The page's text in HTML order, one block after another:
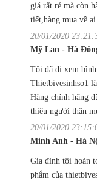
giá rất rẻ mà còn
tiết,hàng mua về ai
20/01/2020
Mỹ Lan - Hà
Tôi đã đi xem
Thietbivesinhso1
Hàng chính hãng
thiệu người thân
20/01/2020
Minh Anh - Hà
Gia đình tôi hoàn
phẩm của